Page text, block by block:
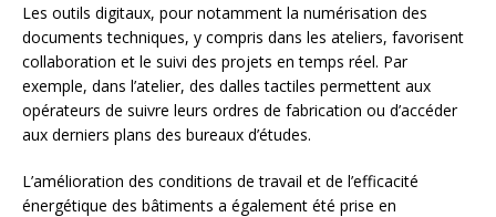
Les outils digitaux, pour notamment la numérisation des
documents techniques, y compris dans les ateliers, favorisent
collaboration et le suivi des projets en temps réel. Par
exemple, dans l’atelier, des dalles tactiles permettent aux
opérateurs de suivre leurs ordres de fabrication ou d’accéder
aux derniers plans des bureaux d’études.
L’amélioration des conditions de travail et de l’efficacité
énergétique des bâtiments a également été prise en